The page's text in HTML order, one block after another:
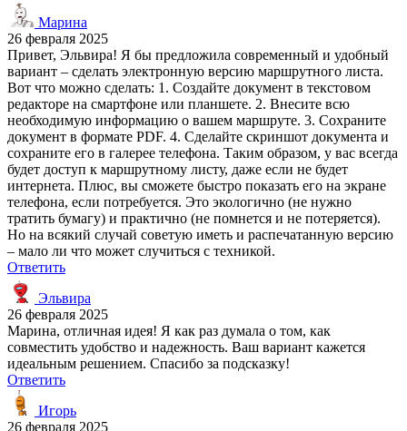
Марина
26 февраля 2025
Привет, Эльвира! Я бы предложила современный и удобный
вариант – сделать электронную версию маршрутного листа.
Вот что можно сделать: 1. Создайте документ в текстовом
редакторе на смартфоне или планшете. 2. Внесите всю
необходимую информацию о вашем маршруте. 3. Сохраните
документ в формате PDF. 4. Сделайте скриншот документа и
сохраните его в галерее телефона. Таким образом, у вас всегда
будет доступ к маршрутному листу, даже если не будет
интернета. Плюс, вы сможете быстро показать его на экране
телефона, если потребуется. Это экологично (не нужно
тратить бумагу) и практично (не помнется и не потеряется).
Но на всякий случай советую иметь и распечатанную версию
– мало ли что может случиться с техникой.
Ответить
Эльвира
26 февраля 2025
Марина, отличная идея! Я как раз думала о том, как
совместить удобство и надежность. Ваш вариант кажется
идеальным решением. Спасибо за подсказку!
Ответить
Игорь
26 февраля 2025